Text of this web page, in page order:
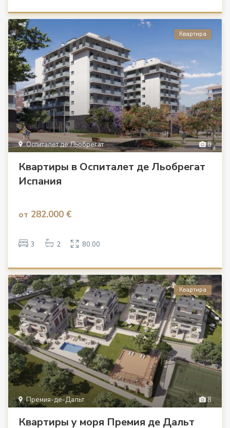
8
Оспиталет де Льобрегат
Квартира
Квартиры в Оспиталет де Льобрегат
Испания
от 282.000 €
3 2 80.00
8
Премия-де-Дальт
Квартира
Квартиры у моря Премия де Дальт